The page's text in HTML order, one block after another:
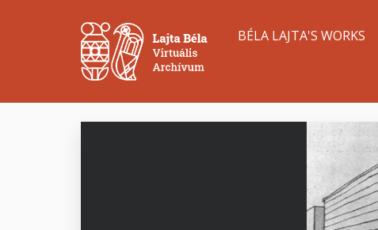
Main
BÉLA LAJTA'S WORKS